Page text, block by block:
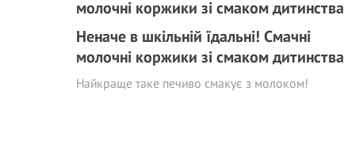
Неначе в шкільній їдальні! Смачні
молочні коржики зі смаком дитинства
Найкраще таке печиво смакує з молоком!